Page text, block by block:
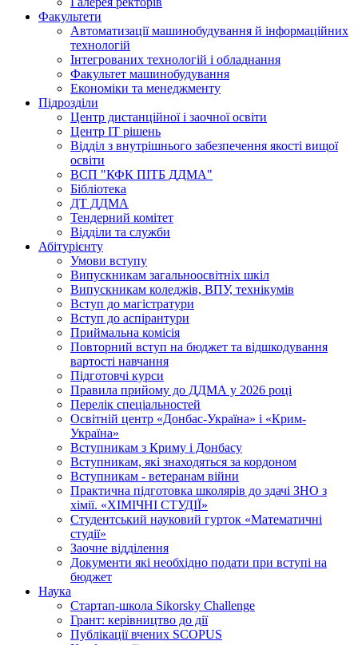
Факультети
Автоматизації машинобудування й інформаційних
технологій
Інтегрованих технологій і обладнання
Факультет машинобудування
Економіки та менеджменту
Підрозділи
Центр дистанційної і заочної освіти
Центр ІТ рішень
Відділ з внутрішнього забезпечення якості вищої
освіти
ВСП "КФК ПІТБ ДДМА"
Бібліотека
ДТ ДДМА
Тендерний комітет
Відділи та служби
Абітурієнту
Умови вступу
Випускникам загальноосвітніх шкіл
Випускникам коледжів, ВПУ, технікумів
Вступ до магістратури
Вступ до аспірантури
Приймальна комісія
Повторний вступ на бюджет та відшкодування
вартості навчання
Підготовчі курси
Правила прийому до ДДМА у 2026 році
Перелік спеціальностей
Освітній центр «Донбас-Україна» і «Крим-
Україна»
Вступникам з Криму і Донбасу
Вступникам, які знаходяться за кордоном
Вступникам - ветеранам війни
Практична підготовка школярів до здачі ЗНО з
хімії. «ХІМІЧНІ СТУДІЇ»
Студентський науковий гурток «Математичні
студії»
Заочне відділення
Документи які необхідно подати при вступі на
бюджет
Наука
Стартап-школа Sikorsky Challenge
Грант: керівництво до дії
Публікації вчених SCOPUS